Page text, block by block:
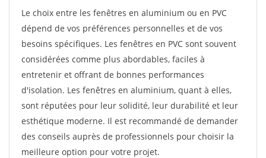
Le choix entre les fenêtres en aluminium ou en PVC
dépend de vos préférences personnelles et de vos
besoins spécifiques. Les fenêtres en PVC sont souvent
considérées comme plus abordables, faciles à
entretenir et offrant de bonnes performances
d'isolation. Les fenêtres en aluminium, quant à elles,
sont réputées pour leur solidité, leur durabilité et leur
esthétique moderne. Il est recommandé de demander
des conseils auprès de professionnels pour choisir la
meilleure option pour votre projet.